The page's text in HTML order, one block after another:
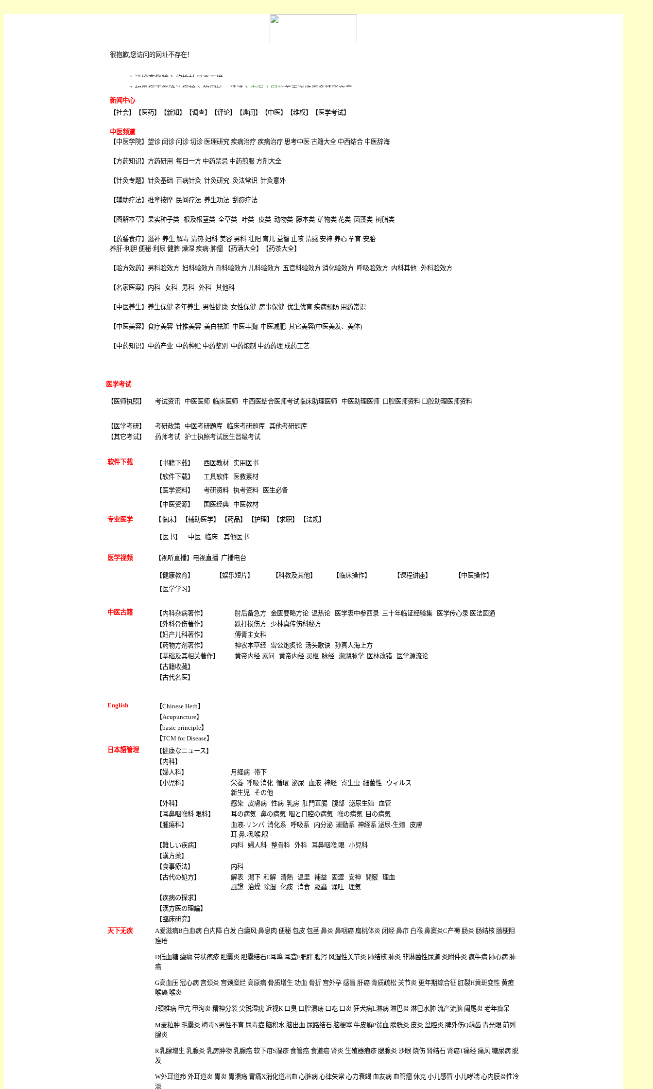
很抱歉,您访问的网址不存在！
1.请检查您输入的地址是否正确;
2.如果您不能确认您输入的网址，请进入 中医人网站首页浏览更多精彩文章。
新闻中心
【社会】【 医药】【新知 】【调查】【评论】【趣闻 】【中医】【维权】【 医学考试】
中医频道
【中医学院】 望诊 闻诊 问诊 切诊 医理研究 疾病治疗 疾病治疗 思考中医 古籍大全 中西结合 中医辞海
【方药知识】 方药研用 每日一方 中药禁忌 中药煎服 方剂大全
【针灸专题】 针灸基础 百病针灸 针灸研究 灸法常识 针灸意外
【辅助疗法】 推拿按摩 民间疗法 养生功法 刮痧疗法
【 图解本草】 果实种子类 根及根茎类 全草类 叶类 皮类 动物类 藤本类 矿物类 花类 菌藻类 树脂类
【药膳食疗】 滋补·养生 解毒·清热 妇科·美容 男科·壮阳 育儿·益智 止咳·清感 安神·养心 孕育·安胎
养肝·利胆 便秘·利尿 健脾·燥湿 疾病·肿瘤 【药酒大全】【药茶大全】
【验方效药】 男科验效方 妇科验效方 骨科验效方 儿科验效方 五官科验效方 消化验效方 呼吸验效方 内科其他 外科验效方
【名家医案】 内科 女科 男科 外科 其他科
【中医养生】 养生保健 老年养生 男性健康 女性保健 房事保健 优生优育 疾病预防 用药常识
【中医美容】 食疗美容 针推美容 美白祛斑 中医丰胸 中医减肥 其它美容(中医美发、美体)
【中药知识】 中药产业 中药种贮 中药鉴别 中药炮制 中药药理 成药工艺
医学考试
【 医师执照】 考试资讯 中医医师 临床医师 中西医结合医师考试临床助理医师 中医助理医师 口腔医师资料 口腔助理医师资料
【 医学考研】 考研政策 中医考研题库 临床考研题库
其他考研题库
【其它考试】 药师考试 护士执照考试医生晋级考试
软件下载 【书籍下载】 西医教材
实用医书
【软件下载】 工具软件
医教素材
【 医学资料】 考研资料 执考资料
医生必备
【中医资源】 国医经典 中医教材
专业医学 【 临床】 【辅助医学】 【药品】 【护理】【求职】 【法规】
【医书】 中医 临床 其他医书
医学视频 【视听直播】 电视直播 广播电台
【健康教育】 【娱乐短片】 【科教及其他】 【临床操作】 【课程讲座】 【中医操作】
【医学学习】
中医古籍 【内科杂病著作】 肘后备急方 金匮要略方论 温热论 医学衷中参西录 三十年临证经验集 医学传心录 医法圆通
【外科骨伤著作】 跌打损伤方
少林真传伤科秘方
【妇产儿科著作】
傅青主女科
【药物方剂著作】 神农本草经 雷公炮炙论 汤头歌诀
孙真人海上方
【基础及其相关著作】 黄帝内经·素问 黄帝内经·灵枢 脉经 濒湖脉学 医林改错
医学源流论
【古籍收藏】
【古代名医】
English 【Chinese Herb】
【Acupuncture】
【basic principle】
【TCM for Disease】
日本語管理
【健康なニュース】
【内科】
【婦人科】 月経病
帯下
【小児科】 栄養 呼吸 消化 循環 泌尿 血液 神経 寄生虫 細菌性
ウィルス
新生児
その他
【外科】 感染 皮膚病 性病 乳房 肛門直腸 腹部 泌尿生殖
血管
【耳鼻咽喉科.眼科】 耳の病気 鼻の病気 咽と口腔の病気 喉の病気
目の病気
【腫瘍科】 血液-リンパ 消化系 呼吸系 内分泌 運動系 神経系 泌尿-生殖
皮膚
耳.鼻.咽.喉.眼
【難しい疾病】 内科 婦人科 整骨科 外科 耳鼻咽喉.眼
小児科
【漢方薬】
【食事療法】
内科
【古代の処方】 解表 潟下 和解 清熱 温里 補益 固澀 安神 開竅
理血
風證
治燥 除湿 化痰 消食 駆蟲 涌吐
理気
【疾病の探求】
【漢方医の理論】
【臨床研究】
天下无疾
A爱滋病B 白血病 白内障 白发 白癜风 鼻息肉 便秘 包皮 包茎 鼻炎 鼻咽癌 扁桃体炎 闭经 鼻疖 白喉 鼻窦炎C产褥 肠炎 肠结核 肠梗阻
痤疮
D低血糖 癜痫 带状疱疹 胆囊炎 胆囊结石E耳鸣 耳聋F肥胖 腹泻 风湿性关节炎 肺结核 肺炎 非淋菌性尿道 炎 附件炎 疯牛病 肺心病 肺
癌
G高血压 冠心病 宫颈炎 宫颈糜烂 高原病 骨质增生 功血 骨折 宫外孕 感冒 肝癌 骨质疏松 关节炎 更年期综合征 肛裂H黄斑变性 黄疸
喉癌 喉炎
J颈椎病 甲亢 甲沟炎 精神分裂 尖锐湿疣 近视K 口臭 口腔溃疡 口吃 口炎 狂犬病L淋病 淋巴炎 淋巴水肿 流产流脑 阑尾炎 老年痴呆
M麦粒肿 毛囊炎 梅毒N男性不育 尿毒症 脑积水 脑出血 尿路结石 脑梗塞 牛皮癣P贫血 膀胱炎 皮炎 盆腔炎 脾外伤Q龋齿 青光眼 前列
腺炎
R乳腺增生 乳腺炎 乳房肿物 乳腺癌 软下疳S湿疹 食管癌 食道癌 肾炎 生殖器疱疹 腮腺炎 沙眼 烧伤 肾结石 肾癌T痛经 痛风 糖尿病 脱
发
W外耳道疖 外耳道炎 胃炎 胃溃疡 胃痛X消化道出血 心脏病 心律失常 心力衰竭 血友病 血管瘤 休克 小儿感冒 小儿哮喘 心内膜炎性冷
淡